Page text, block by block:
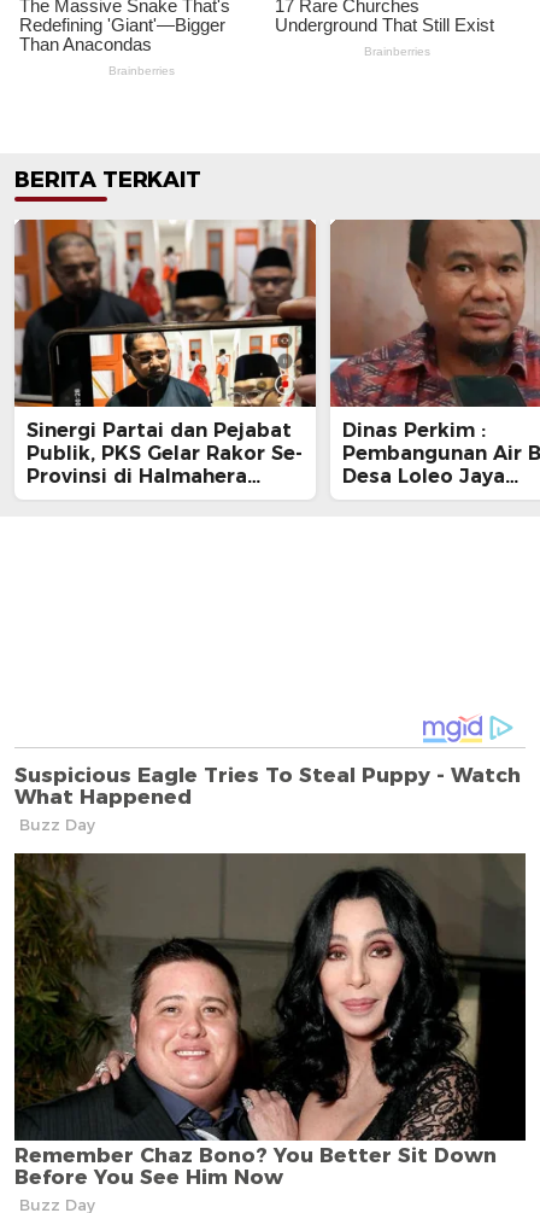
BERITA TERKAIT
Sinergi Partai dan Pejabat
Publik, PKS Gelar Rakor Se-
Provinsi di Halmahera
Selatan
Dinas Perkim :
Pembangunan Air
Desa Loleo Jaya
Terdampak